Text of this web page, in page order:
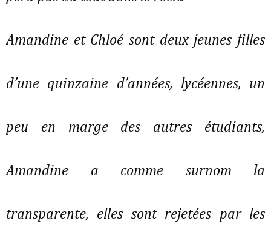
Amandine et Chloé sont deux jeunes filles
d’une quinzaine d’années, lycéennes, un
peu en marge des autres étudiants,
Amandine a comme surnom la
transparente, elles sont rejetées par les